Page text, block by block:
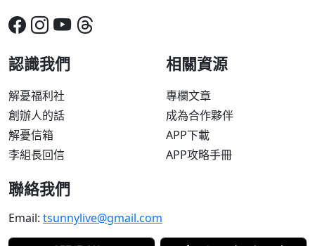
認識我們
解憂福利社
創辦人的話
解憂信箱
李組長回信
相關資源
專欄文章
成為合作夥伴
APP下載
APP攻略手冊
聯絡我們
Email: tsunnylive@gmail.com